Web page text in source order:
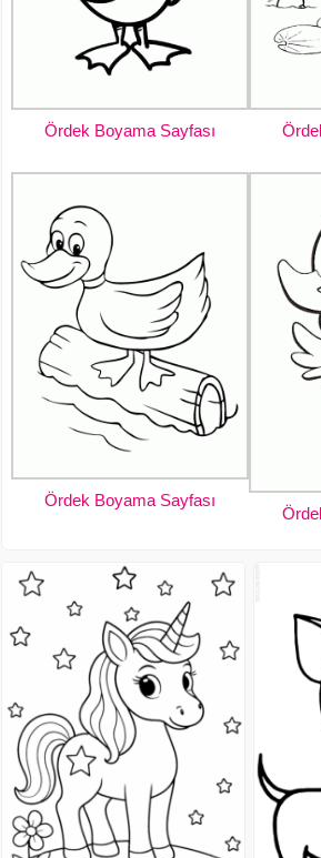
Ördek Boyama Sayfası
Ördek Boyama Sayfası